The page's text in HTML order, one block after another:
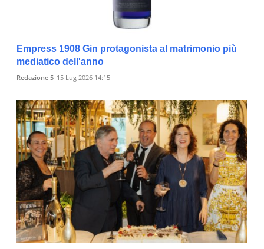
Empress 1908 Gin protagonista al matrimonio più
mediatico dell'anno
Redazione 5 15 Lug 2026 14:15